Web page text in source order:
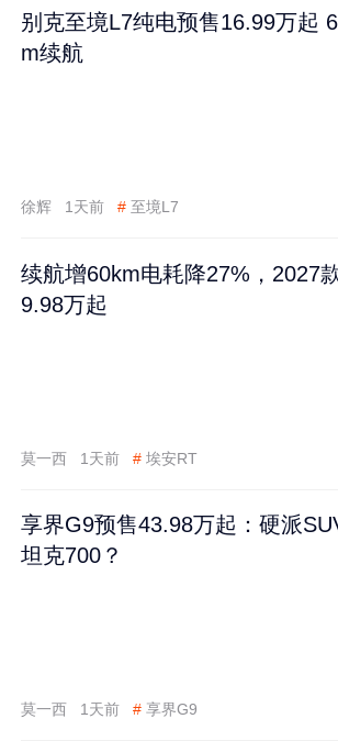
别克至境L7纯电预售16.99万起
m续航
徐辉 1天前 # 至境L7
续航增60km电耗降27%，2027
9.98万起
莫一西 1天前 # 埃安RT
享界G9预售43.98万起：硬派
坦克700？
莫一西 1天前 # 享界G9